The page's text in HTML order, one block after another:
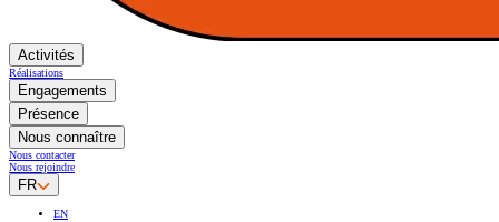
Activités
Réalisations
Engagements
Présence
Nous connaître
Nous contacter
Nous rejoindre
FR
EN